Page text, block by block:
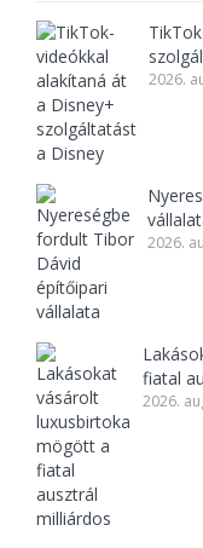
2026.
2026.
fiatal
2026.